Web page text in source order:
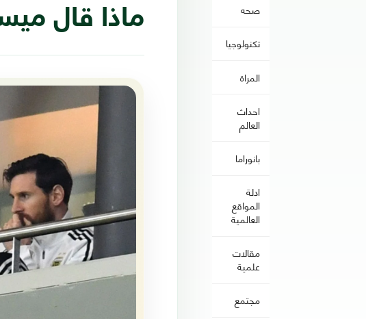
صحه
تكنولوجيا
المراة
احداث
العالم
بانوراما
ادلة
المواقع
العالمية
مقالات
علمية
مجتمع
ماذا قال